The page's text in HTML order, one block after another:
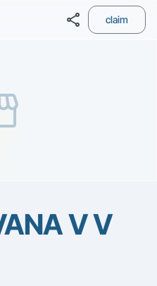
share claim
V V